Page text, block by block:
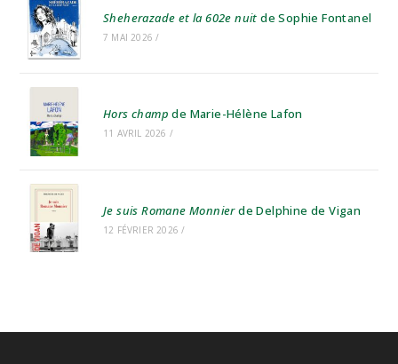
Sheherazade et la 602e nuit de Sophie Fontanel
7 MAI 2026 /
Hors champ de Marie-Hélène Lafon
11 AVRIL 2026 /
Je suis Romane Monnierde Delphine de Vigan
12 FÉVRIER 2026 /